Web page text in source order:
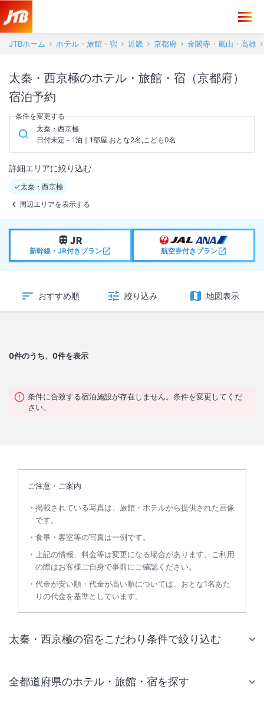
JTBホーム ホテル・旅館・宿 近畿 京都府 金閣寺・嵐山・高雄
太秦・西京極のホテル・旅館・宿（京都府）
宿泊予約
条件を変更する
太秦・西京極
日付未定 - 1泊｜1部屋 おとな2名,こども0名
詳細エリアに絞り込む
太秦・西京極
周辺エリアを表示する
新幹線・JR付きプラン 航空券付きプラン
おすすめ順 絞り込み 地図表示
0件のうち、0件を表示
条件に合致する宿泊施設が存在しません。条件を変更してくだ
さい。
ご注意・ご案内
掲載されている写真は、旅館・ホテルから提供された画像
です。
食事・客室等の写真は一例です。
上記の情報、料金等は変更になる場合があります。ご利用
の際はお客様ご自身で事前にご確認ください。
代金が安い順・代金が高い順については、おとな1名あた
りの代金を基準としています。
太秦・西京極の宿をこだわり条件で絞り込む
全都道府県のホテル・旅館・宿を探す